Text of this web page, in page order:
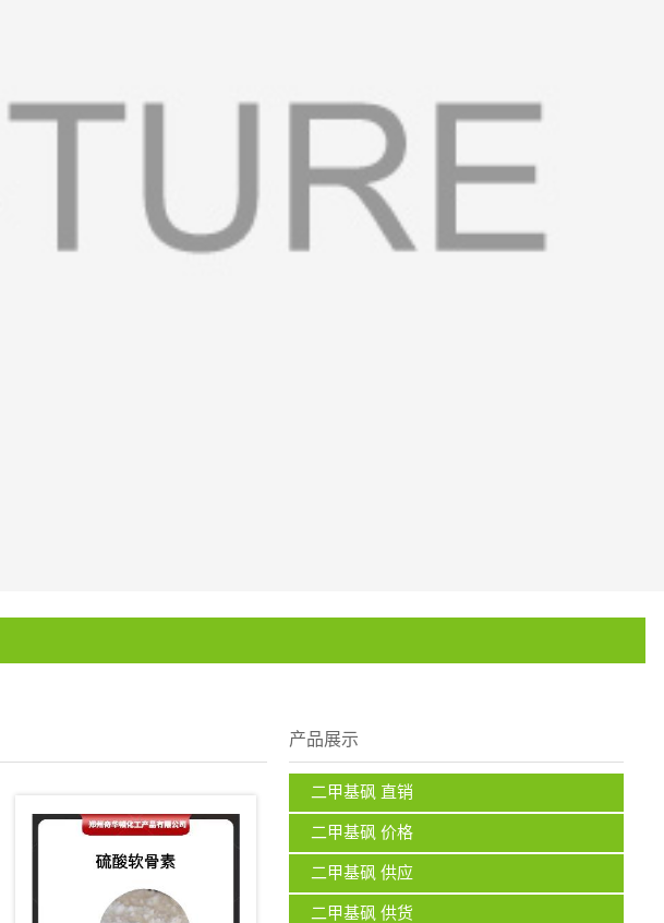
产品展示
二甲基砜 直销
二甲基砜 价格
二甲基砜 供应
二甲基砜 供货